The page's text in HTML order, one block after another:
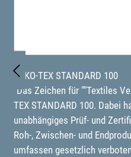
OEKO-TEX STANDARD 100
"Das Zeichen für ""Textiles
TEX STANDARD 100. Dabei
unabhängiges Prüf- und
Roh-, Zwischen- und
umfassen gesetzlich